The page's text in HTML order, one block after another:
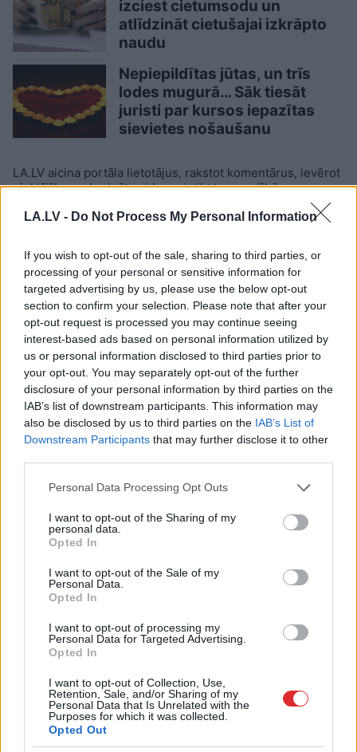
LA.LV - Do Not Process My Personal Information
If you wish to opt-out of the sale, sharing to third parties, or
processing of your personal or sensitive information for
targeted advertising by us, please use the below opt-out
section to confirm your selection. Please note that after your
opt-out request is processed you may continue seeing
interest-based ads based on personal information utilized by
us or personal information disclosed to third parties prior to
your opt-out. You may separately opt-out of the further
disclosure of your personal information by third parties on the
IAB’s list of downstream participants. This information may
also be disclosed by us to third parties on the IAB’s List of
Downstream Participants that may further disclose it to other
Please note that this website/app uses one or more Google
not limited to your visit or usage behaviour. You may click to
grant or deny consent to Google and its third-party tags to
use your data for below specified purposes in below Google
consent section.
Personal Data Processing Opt Outs
I want to opt-out of the Sharing of my
personal data.
Opted In
I want to opt-out of the Sale of my
Personal Data.
Opted In
I want to opt-out of processing my
Personal Data for Targeted Advertising.
Opted In
I want to opt-out of Collection, Use,
Retention, Sale, and/or Sharing of my
Personal Data that Is Unrelated with the
Purposes for which it was collected.
Opted Out
izciest cietumsodu un
atlīdzināt cietušajai izkrāpto
naudu
Nepiepildītas jūtas, un trīs
lodes mugurā… Sāk tiesāt
juristi par kursos iepazītas
sievietes nošaušanu
LA.LV aicina portāla lietotājus, rakstot komentārus, ievērot
pieklājību, nekurināt naidu un iztikt bez rupjībām.
Skatīt komentārus (3)
LASĪTĀKIE
Nosaukti nāvējošākie automobiļi uz
ceļiem: turam īkšķus, lai neatrodi sarakstā
savu auto
FOTO. “Vai tas ir normāli?” Guntars veikalā
nopērk tomātu, taču, pārgriežot to uz
pusēm, viņu sagaida pārsteigums
Viņu skatiens “izurbjas” citiem cauri: 3
datumi, kuros dzimušos mēdz uzskatīt
par biedējošiem
Vai tiešām jebkurš var kandidēt Saeimas
vēlēšanās, skaidro advokāts
Rūgts! Latvijā slavenākais japānis Masaki
mijis gredzenus ar mīļoto – kāzās
izskanēja arī īpaši skaista latviešu
dziesma
Šīm 3 zodiaka zīmēm augusts būs īsts
murgs – esi gatavs jau tagad!